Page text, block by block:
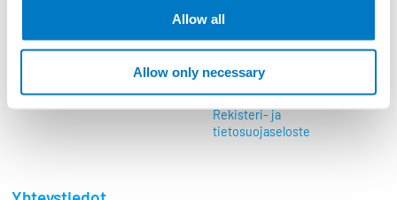
Allow all
Allow only necessary
Pikalinkit
Rekisteri- ja
tietosuojaseloste